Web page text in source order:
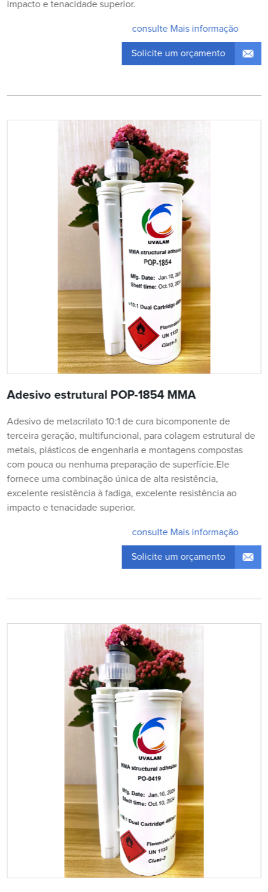
impacto e tenacidade superior.
consulte Mais informação
Solicite um orçamento
Adesivo estrutural POP-1854 MMA
Adesivo de metacrilato 10:1 de cura bicomponente de
terceira geração, multifuncional, para colagem estrutural de
metais, plásticos de engenharia e montagens compostas
com pouca ou nenhuma preparação de superfície.Ele
fornece uma combinação única de alta resistência,
excelente resistência à fadiga, excelente resistência ao
impacto e tenacidade superior.
consulte Mais informação
Solicite um orçamento